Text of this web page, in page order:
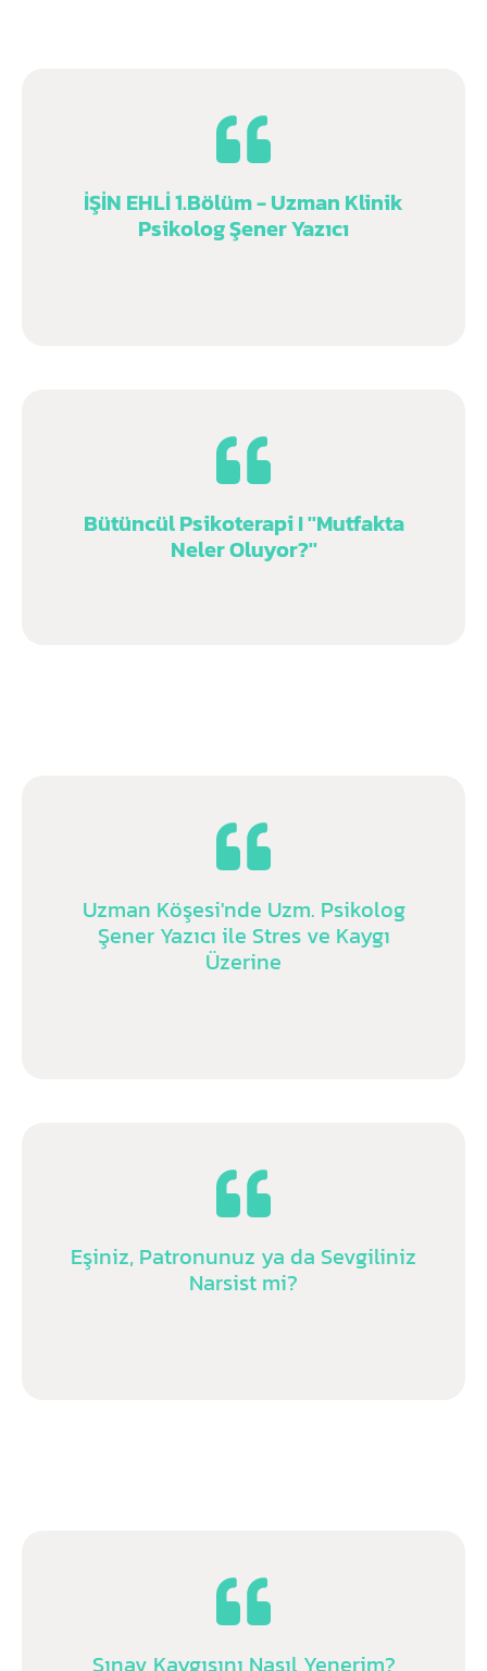
İŞİN EHLİ 1.Bölüm - Uzman Klinik
Psikolog Şener Yazıcı
Bütüncül Psikoterapi I ''Mutfakta
Neler Oluyor?''
Uzman Köşesi'nde Uzm. Psikolog
Şener Yazıcı ile Stres ve Kaygı
Üzerine
Eşiniz, Patronunuz ya da Sevgiliniz
Narsist mi?